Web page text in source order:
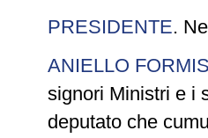
PRESIDENTE.
ANIELLO
signori Ministri e i
deputato che